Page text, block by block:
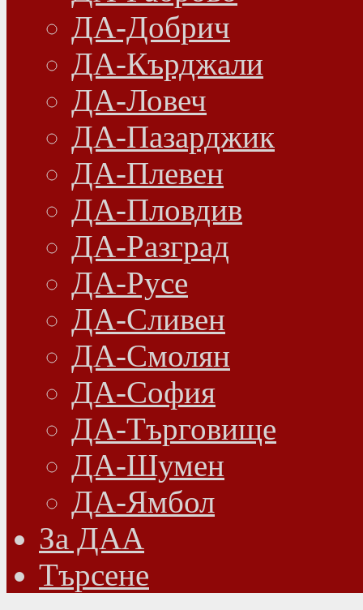
ДА-Добрич
ДА-Кърджали
ДА-Ловеч
ДА-Пазарджик
ДА-Плевен
ДА-Пловдив
ДА-Разград
ДА-Русе
ДА-Сливен
ДА-Смолян
ДА-София
ДА-Търговище
ДА-Шумен
ДА-Ямбол
Зa ДАА
Търсене